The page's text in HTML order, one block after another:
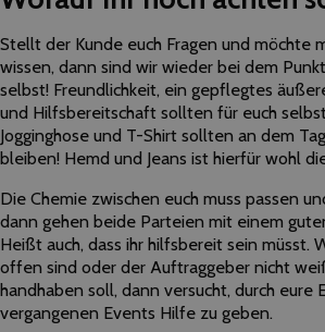
Stellt der Kunde euch Fragen und möchte
wissen, dann sind wir wieder bei dem
selbst! Freundlichkeit, ein gepflegtes
und Hilfsbereitschaft sollten für euch
Jogginghose und T-Shirt sollten an dem
bleiben! Hemd und Jeans ist hierfür wohl
Die Chemie zwischen euch muss passen
dann gehen beide Parteien mit einem
Heißt auch, dass ihr hilfsbereit sein müsst.
offen sind oder der Auftraggeber nicht
handhaben soll, dann versucht, durch eure
vergangenen Events Hilfe zu geben.